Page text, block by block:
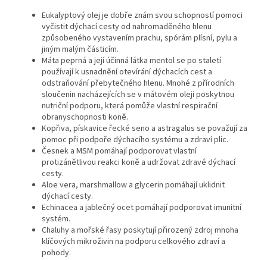
Eukalyptový olej je dobře znám svou schopností pomoci
vyčistit dýchací cesty od nahromaděného hlenu
způsobeného vystavením prachu, spórám plísní, pylu a
jiným malým částicím.
Máta peprná a její účinná látka mentol se po staletí
používají k usnadnění otevírání dýchacích cest a
odstraňování přebytečného hlenu. Mnohé z přírodních
sloučenin nacházejících se v mátovém oleji poskytnou
nutriční podporu, která pomůže vlastní respirační
obranyschopnosti koně.
Kopřiva, pískavice řecké seno a astragalus se považují za
pomoc při podpoře dýchacího systému a zdraví plic.
Česnek a MSM pomáhají podporovat vlastní
protizánětlivou reakci koně a udržovat zdravé dýchací
cesty.
Aloe vera, marshmallow a glycerin pomáhají uklidnit
dýchací cesty.
Echinacea a jablečný ocet pomáhají podporovat imunitní
systém.
Chaluhy a mořské řasy poskytují přirozený zdroj mnoha
klíčových mikroživin na podporu celkového zdraví a
pohody.